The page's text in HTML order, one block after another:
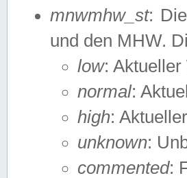
mnwmhw_st:
und den MHW.
low:
normal:
high:
unknown:
commented: